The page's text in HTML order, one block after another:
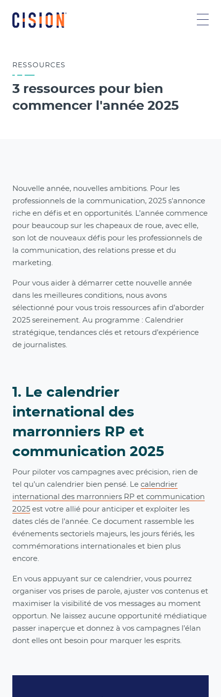
RESSOURCES
3 ressources pour bien
commencer l'année 2025
Nouvelle année, nouvelles ambitions. Pour les
professionnels de la communication, 2025 s'annonce
riche en défis et en opportunités. L’année commence
pour beaucoup sur les chapeaux de roue, avec elle,
son lot de nouveaux défis pour les professionnels de
la communication, des relations presse et du
marketing.
Pour vous aider à démarrer cette nouvelle année
dans les meilleures conditions, nous avons
sélectionné pour vous trois ressources afin d’aborder
2025 sereinement. Au programme : Calendrier
stratégique, tendances clés et retours d’expérience
de journalistes.
1. Le calendrier
international des
marronniers RP et
communication 2025
Pour piloter vos campagnes avec précision, rien de
tel qu’un calendrier bien pensé. Le calendrier
international des marronniers RP et communication
2025 est votre allié pour anticiper et exploiter les
dates clés de l’année. Ce document rassemble les
événements sectoriels majeurs, les jours fériés, les
commémorations internationales et bien plus
encore.
En vous appuyant sur ce calendrier, vous pourrez
organiser vos prises de parole, ajuster vos contenus et
maximiser la visibilité de vos messages au moment
opportun. Ne laissez aucune opportunité médiatique
passer inaperçue et donnez à vos campagnes l’élan
dont elles ont besoin pour marquer les esprits.